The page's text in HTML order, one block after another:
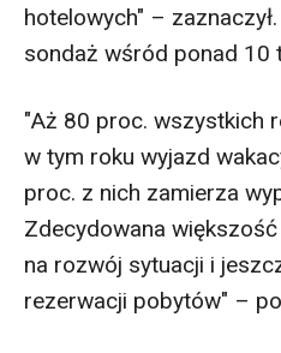
hotelowych" –
sondaż wśród ponad 10
"Aż 80 proc. wszystkich
w tym roku wyjazd
proc. z nich zamierza
Zdecydowana
na rozwój sytuacji i
rezerwacji pobytów" –